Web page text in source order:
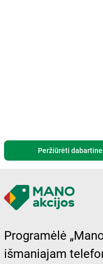
Peržiūrėti
Programėlė
išmaniajam